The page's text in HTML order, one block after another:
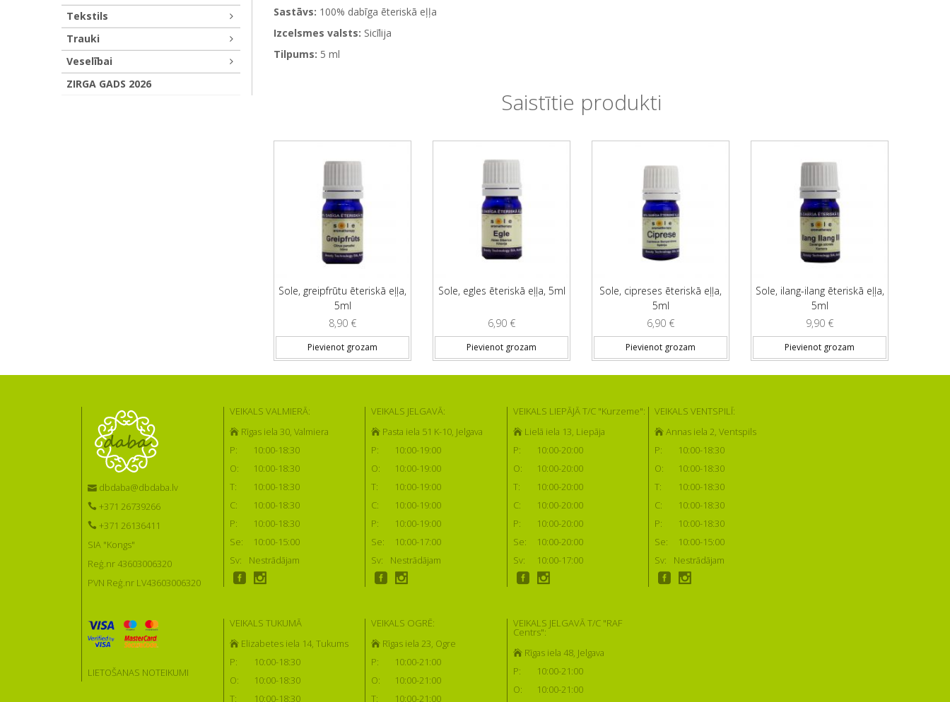
Sastāvs: 100% dabīga ēteriskā eļļa
Izcelsmes valsts: Sicīlija
Tilpums: 5 ml
Saistītie produkti
Sole, greipfrūtu ēteriskā eļļa,
5ml
8,90 €
Pievienot grozam
Sole, egles ēteriskā eļļa, 5ml
6,90 €
Pievienot grozam
Sole, cipreses ēteriskā eļļa,
5ml
6,90 €
Pievienot grozam
Sole, ilang-ilang ēteriskā eļļa,
5ml
9,90 €
Pievienot grozam
Tekstils
Trauki
Veselībai
ZIRGA GADS 2026
dbdaba@dbdaba.lv
+371 26739266
+371 26136411
SIA "Kongs"
Reģ.nr 43603006320
PVN Reģ.nr LV43603006320
LIETOŠANAS NOTEIKUMI
VEIKALS VALMIERĀ:
Rīgas iela 30, Valmiera
P:
10:00-18:30
O:
10:00-18:30
T:
10:00-18:30
C:
10:00-18:30
P:
10:00-18:30
Se:
10:00-15:00
Sv:
Nestrādājam
VEIKALS JELGAVĀ:
Pasta iela 51 K-10, Jelgava
P:
10:00-19:00
O:
10:00-19:00
T:
10:00-19:00
C:
10:00-19:00
P:
10:00-19:00
Se:
10:00-17:00
Sv:
Nestrādājam
VEIKALS LIEPĀJĀ T/C "Kurzeme":
Lielā iela 13, Liepāja
P:
10:00-20:00
O:
10:00-20:00
T:
10:00-20:00
C:
10:00-20:00
P:
10:00-20:00
Se:
10:00-20:00
Sv:
10:00-17:00
VEIKALS VENTSPILĪ:
Annas iela 2, Ventspils
P:
10:00-18:30
O:
10:00-18:30
T:
10:00-18:30
C:
10:00-18:30
P:
10:00-18:30
Se:
10:00-15:00
Sv:
Nestrādājam
VEIKALS TUKUMĀ
Elizabetes iela 14, Tukums
P:
10:00-18:30
O:
10:00-18:30
T:
10:00-18:30
VEIKALS OGRĒ:
Rīgas iela 23, Ogre
P:
10:00-21:00
O:
10:00-21:00
T:
10:00-21:00
VEIKALS JELGAVĀ T/C "RAF
Centrs":
Rīgas iela 48, Jelgava
P:
10:00-21:00
O:
10:00-21:00